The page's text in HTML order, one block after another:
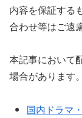
内容を保証する
合わせ等はご遠
本記事において
場合があります
国内ドラマ